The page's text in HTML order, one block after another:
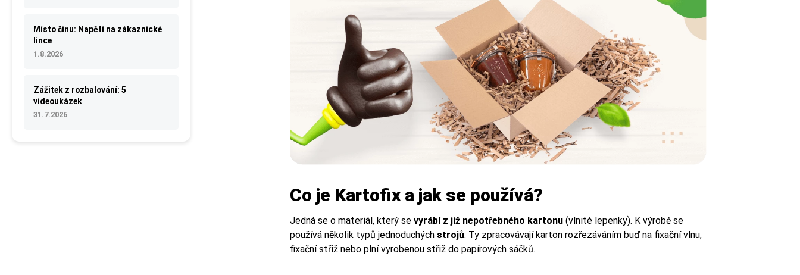
Místo činu: Napětí na zákaznické
lince
1.8.2026
Zážitek z rozbalování: 5
videoukázek
31.7.2026
Co je Kartofix a jak se používá?
Jedná se o materiál, který se vyrábí z již nepotřebného kartonu (vlnité lepenky). K výrobě se
používá několik typů jednoduchých strojů. Ty zpracovávají karton rozřezáváním buď na fixační vlnu,
fixační střiž nebo plní vyrobenou střiž do papírových sáčků.